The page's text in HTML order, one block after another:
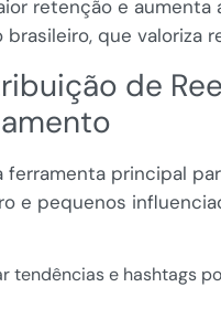
retenção e
que valoriza
de
ferramenta principal
e pequenos
tendências e hashtags